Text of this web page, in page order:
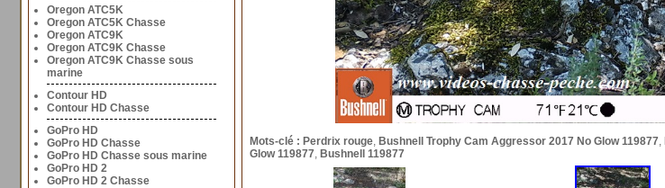
Oregon ATC5K
Oregon ATC5K Chasse
Oregon ATC9K
Oregon ATC9K Chasse
Oregon ATC9K Chasse sous
marine
Contour HD
Contour HD Chasse
GoPro HD
GoPro HD Chasse
GoPro HD Chasse sous marine
GoPro HD 2
GoPro HD 2 Chasse
Mots-clé : Perdrix rouge, Bushnell Trophy Cam Aggressor 2017 No Glow 119877,
Glow 119877, Bushnell 119877